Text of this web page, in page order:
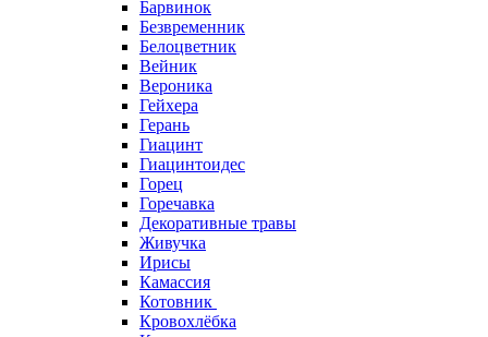
Барвинок
Безвременник
Белоцветник
Вейник
Вероника
Гейхера
Герань
Гиацинт
Гиацинтоидес
Горец
Горечавка
Декоративные травы
Живучка
Ирисы
Камассия
Котовник
Кровохлёбка